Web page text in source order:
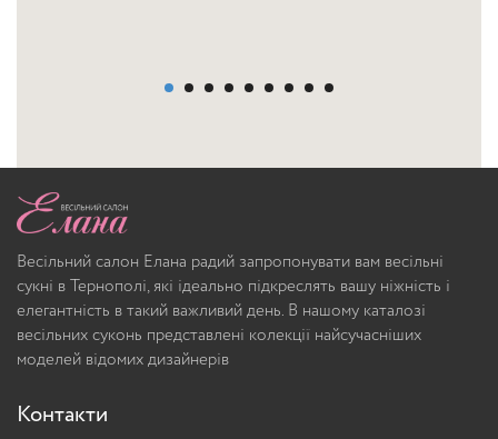
Весільний салон Елана радий запропонувати вам весільні
сукні в Тернополі, які ідеально підкреслять вашу ніжність і
елегантність в такий важливий день. В нашому каталозі
весільних суконь представлені колекції найсучасніших
моделей відомих дизайнерів
Контакти